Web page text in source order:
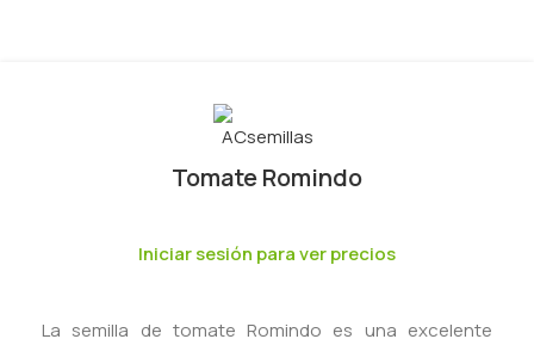
Tomate Romindo
Iniciar sesión para ver precios
La semilla de tomate Romindo es una excelente